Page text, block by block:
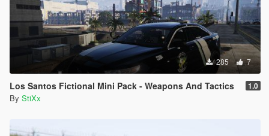
285 7
Los Santos Fictional Mini Pack - Weapons And Tactics 1.0
By StiXx